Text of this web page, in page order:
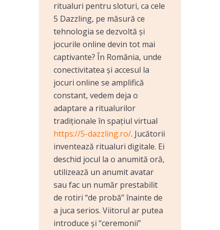
ritualuri pentru sloturi, ca cele
5 Dazzling, pe măsură ce
tehnologia se dezvoltă și
jocurile online devin tot mai
captivante? În România, unde
conectivitatea și accesul la
jocuri online se amplifică
constant, vedem deja o
adaptare a ritualurilor
tradiționale în spațiul virtual
https://5-dazzling.ro/. Jucătorii
inventează ritualuri digitale. Ei
deschid jocul la o anumită oră,
utilizează un anumit avatar
sau fac un număr prestabilit
de rotiri “de probă” înainte de
a juca serios. Viitorul ar putea
introduce și “ceremonii”